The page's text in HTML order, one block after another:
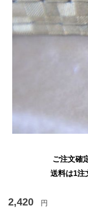
ご注文確
送料は1注
2,420 円